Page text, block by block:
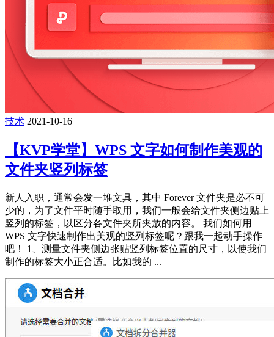
技术 2021-10-16
【KVP学堂】WPS 文字如何制作美观的
文件夹竖列标签
新人入职，通常会发一堆文具，其中 Forever 文件夹是必不可
少的，为了文件平时随手取用，我们一般会给文件夹侧边贴上
竖列的标签，以区分各文件夹所夹放的内容。 我们如何用
WPS 文字快速制作出美观的竖列标签呢？跟我一起动手操作
吧！ 1、测量文件夹侧边张贴竖列标签位置的尺寸，以使我们
制作的标签大小正合适。比如我的 ...